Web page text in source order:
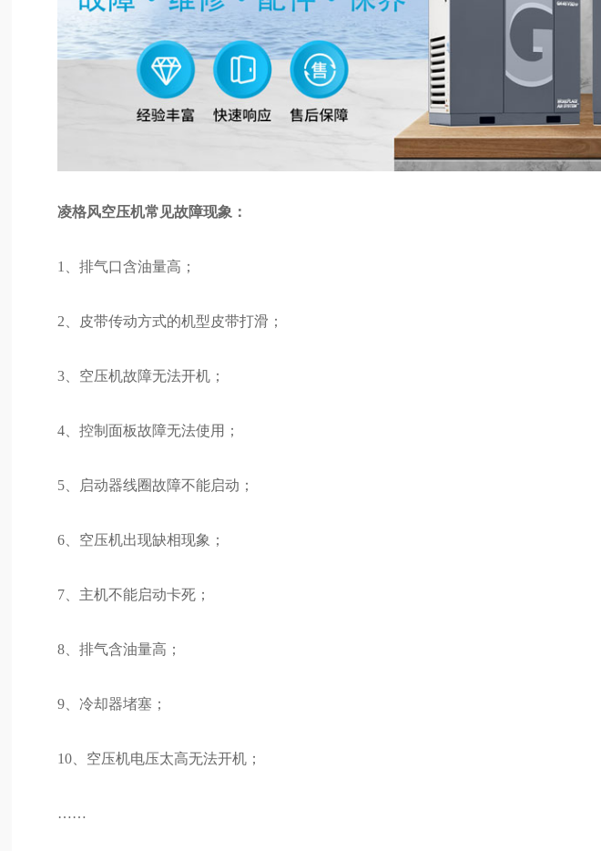
凌格风空压机常见故障现象：
1、排气口含油量高；
2、皮带传动方式的机型皮带打滑；
3、空压机故障无法开机；
4、控制面板故障无法使用；
5、启动器线圈故障不能启动；
6、空压机出现缺相现象；
7、主机不能启动卡死；
8、排气含油量高；
9、冷却器堵塞；
10、空压机电压太高无法开机；
……